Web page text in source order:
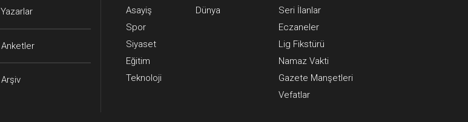
Yazarlar
Anketler
Arşiv
Asayiş
Spor
Siyaset
Eğitim
Teknoloji
Dünya
Seri İlanlar
Eczaneler
Lig Fikstürü
Namaz Vakti
Gazete Manşetleri
Vefatlar